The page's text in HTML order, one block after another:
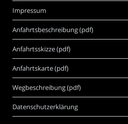
Impressum
Anfahrtsbeschreibung (pdf)
Anfahrtsskizze (pdf)
Anfahrtskarte (pdf)
Wegbeschreibung (pdf)
Datenschutzerklärung